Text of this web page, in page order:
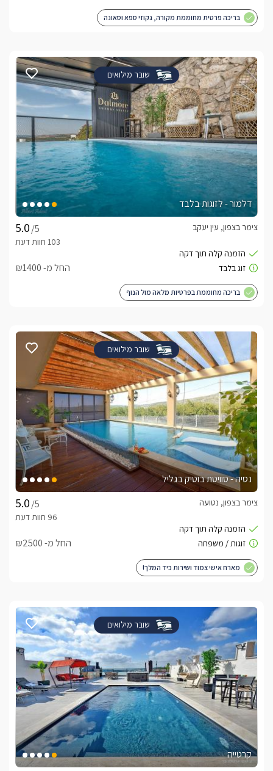
בריכה פרטית מחוממת מקורה, גקוזי ספא וסאונה
שובר מילואים
דלמור - לזוגות בלבד
/5
צימר בצפון, עין יעקב
החל מ- ₪1400
בריכה מחוממת בפרטיות מלאה מול הנוף
שובר מילואים
נסיה - סוויטת בוטיק בגליל
/5
צימר בצפון, נטועה
החל מ- ₪2500
מארח אישי צמוד ושירות כיד המלך!
שובר מילואים
קרטייה